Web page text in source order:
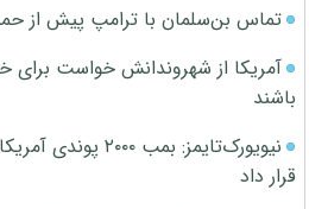
تماس بن‌سلمان با ترامپ پیش از
آمریکا از شهروندانش خواست برای
باشند
نیویورک‌تایمز: بمب
قرار داد